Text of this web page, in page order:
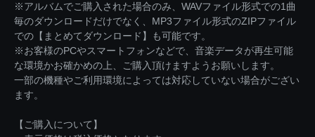
※アルバムでご購入された場合のみ、WAVファイル形式での1曲
毎のダウンロードだけでなく、MP3ファイル形式のZIPファイル
での【まとめてダウンロード】も可能です。
※お客様のPCやスマートフォンなどで、音楽データが再生可能
な環境かお確かめの上、ご購入頂けますようお願いします。
一部の機種やご利用環境によっては対応していない場合がござい
ます。
【ご購入について】